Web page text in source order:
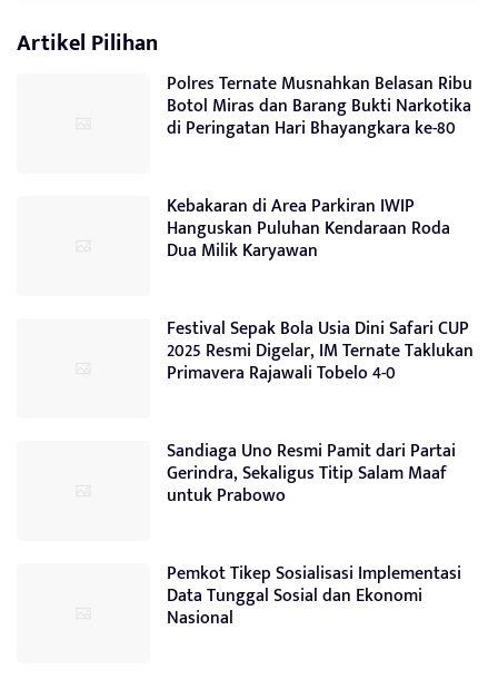
Artikel Pilihan
Polres Ternate Musnahkan Belasan Ribu
Botol Miras dan Barang Bukti Narkotika
di Peringatan Hari Bhayangkara ke-80
Kebakaran di Area Parkiran IWIP
Hanguskan Puluhan Kendaraan Roda
Dua Milik Karyawan
Festival Sepak Bola Usia Dini Safari CUP
2025 Resmi Digelar, IM Ternate Taklukan
Primavera Rajawali Tobelo 4-0
Sandiaga Uno Resmi Pamit dari Partai
Gerindra, Sekaligus Titip Salam Maaf
untuk Prabowo
Pemkot Tikep Sosialisasi Implementasi
Data Tunggal Sosial dan Ekonomi
Nasional